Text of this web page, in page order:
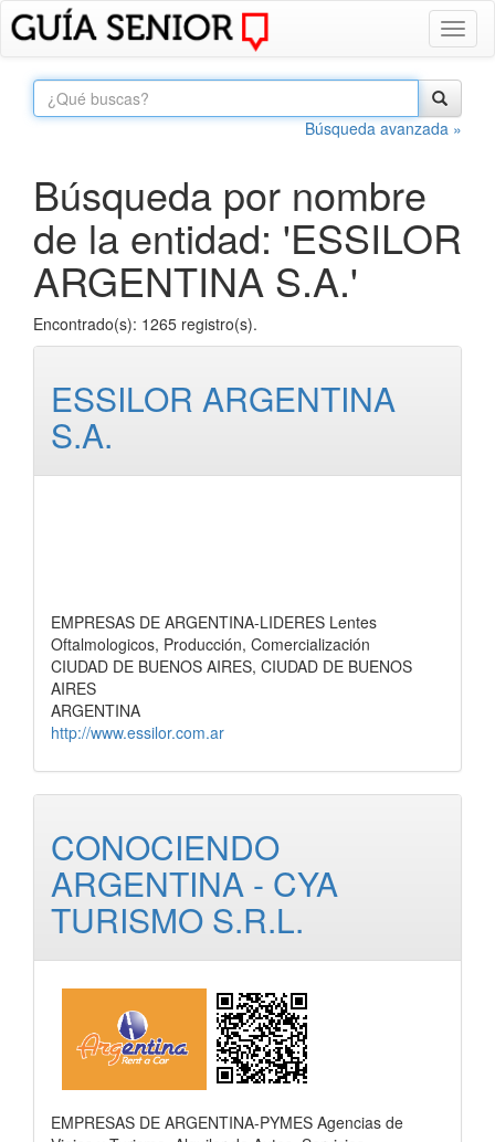
Búsqueda avanzada »
Búsqueda por nombre
de la entidad: 'ESSILOR
ARGENTINA S.A.'
Encontrado(s): 1265 registro(s).
ESSILOR ARGENTINA
S.A.
EMPRESAS DE ARGENTINA-LIDERES Lentes
Oftalmologicos, Producción, Comercialización
CIUDAD DE BUENOS AIRES, CIUDAD DE BUENOS
AIRES
ARGENTINA
http://www.essilor.com.ar
CONOCIENDO
ARGENTINA - CYA
TURISMO S.R.L.
EMPRESAS DE ARGENTINA-PYMES Agencias de